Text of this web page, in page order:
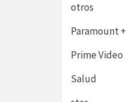
otros
Paramount +
Prime Video
Salud